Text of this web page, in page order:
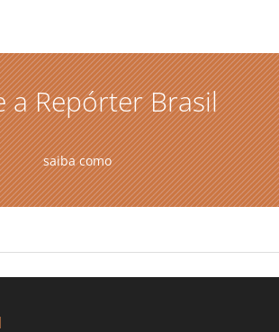
a Repórter Brasil
saiba como